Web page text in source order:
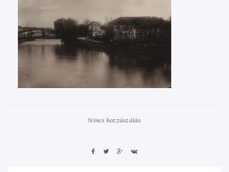
Nincs hozzászálás